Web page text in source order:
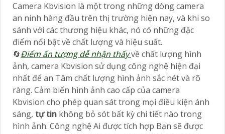
Camera Kbvision là một trong những dòng camera
an ninh hàng đầu trên thị trường hiện nay, và khi so
sánh với các thương hiệu khác, nó có những đặc
điểm nổi bật về chất lượng và hiệu suất.
🔄Điểm ấn tượng dễ nhận thấyvề chất lượng hình
ảnh, camera Kbvision sử dụng công nghệ hiện đại
nhất để an Tâm chất lượng hình ảnh sắc nét và rõ
ràng. Cảm biến hình ảnh cao cấp của camera
Kbvision cho phép quan sát trong mọi điều kiện ánh
sáng, tự tin không bỏ sót bất kỳ chi tiết nào trong
hình ảnh. Công nghệ Ai được tích hợp Bạn sẽ được